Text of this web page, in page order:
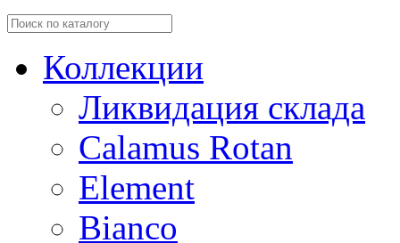
Коллекции
Ликвидация склада
Calamus Rotan
Element
Bianco